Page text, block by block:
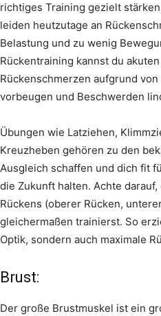
richtiges Training gezielt
leiden heutzutage an
Belastung und zu wenig
Rückentraining kannst du
Rückenschmerzen aufgrund
vorbeugen und Beschwerden
Übungen wie Latziehen,
Kreuzheben gehören zu den
Ausgleich schaffen und dich fit
die Zukunft halten. Achte
Rückens (oberer Rücken,
gleichermaßen trainierst. So
Optik, sondern auch maximale
Brust:
Der große Brustmuskel ist ein